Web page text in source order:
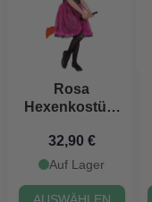
Rosa
Hexenkostüm
32,90 €
Auf Lager
AUSWÄHLEN